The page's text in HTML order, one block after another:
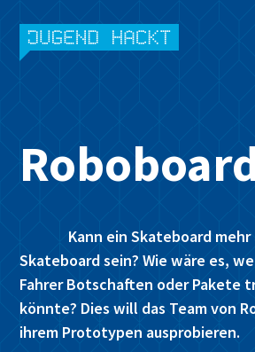
Skip
to
Kann ein Skateboard mehr
Skateboard sein? Wie wäre es,
Fahrer Botschaften oder Pakete
könnte? Dies will das Team von
ihrem Prototypen ausprobieren.